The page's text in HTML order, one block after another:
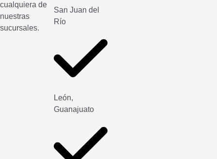
cualquiera de
nuestras
sucursales.
San Juan del
Río
León,
Guanajuato